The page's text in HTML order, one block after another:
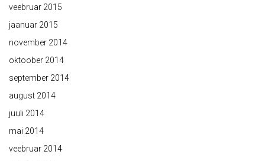
veebruar 2015
jaanuar 2015
november 2014
oktoober 2014
september 2014
august 2014
juuli 2014
mai 2014
veebruar 2014